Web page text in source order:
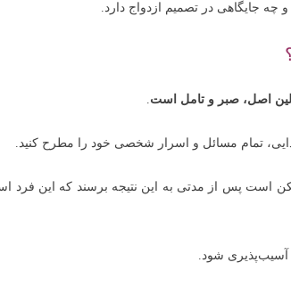
جایگاهی در تصمیم ازدواج دارد.
اصل، صبر و تامل است.
تمام مسائل و اسرار شخصی خود را مطرح کنید.
است پس از مدتی به این نتیجه برسند که این فرد
آسیب‌پذیری شود.